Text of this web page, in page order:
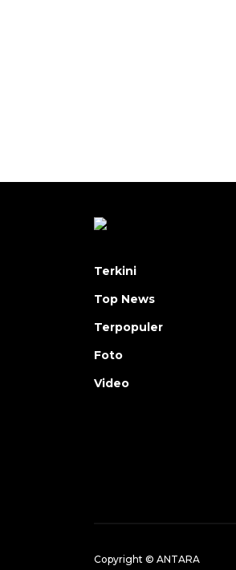
Terkini
Top News
Terpopuler
Foto
Video
Copyright © ANTARA